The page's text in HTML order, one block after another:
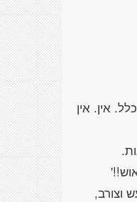
אין. אין
וצורב,